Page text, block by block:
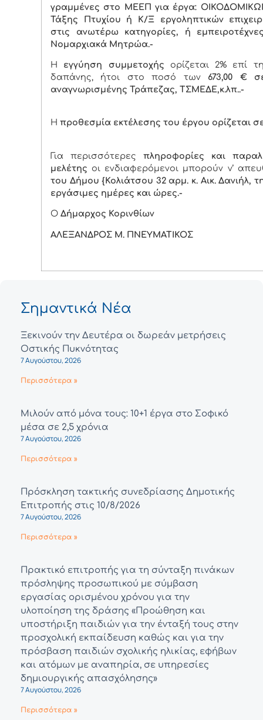
γραμμένες στο ΜΕΕΠ για έργα:
Τάξης Πτυχίου ή Κ/Ξ εργοληπτικών
στις ανωτέρω κατηγορίες, ή
Νομαρχιακά Μητρώα.-
Η εγγύηση συμμετοχής ορίζεται 2% επί
δαπάνης, ήτοι στο ποσό των 673,00 €
αναγνωρισμένης Τράπεζας, ΤΣΜΕΔΕ,κ.λπ..-
Η προθεσμία εκτέλεσης του έργου ορίζεται
Για περισσότερες πληροφορίες και
μελέτης οι ενδιαφερόμενοι μπορούν ν’
του Δήμου {Κολιάτσου 32 αρμ. κ. Αικ. Δανιήλ,
εργάσιμες ημέρες και ώρες.-
Ο Δήμαρχος Κορινθίων
ΑΛΕΞΑΝΔΡΟΣ Μ. ΠΝΕΥΜΑΤΙΚΟΣ
Σημαντικά Νέα
Ξεκινούν την Δευτέρα οι δωρεάν μετρήσεις
Οστικής Πυκνότητας
7 Αυγούστου, 2026
Περισσότερα »
Μιλούν από μόνα τους: 10+1 έργα στο Σοφικό
μέσα σε 2,5 χρόνια
7 Αυγούστου, 2026
Περισσότερα »
Πρόσκληση τακτικής συνεδρίασης Δημοτικής
Επιτροπής στις 10/8/2026
7 Αυγούστου, 2026
Περισσότερα »
Πρακτικό επιτροπής για τη σύνταξη πινάκων
πρόσληψης προσωπικού με σύμβαση
εργασίας ορισμένου χρόνου για την
υλοποίηση της δράσης «Προώθηση και
υποστήριξη παιδιών για την ένταξή τους στην
προσχολική εκπαίδευση καθώς και για την
πρόσβαση παιδιών σχολικής ηλικίας, εφήβων
και ατόμων με αναπηρία, σε υπηρεσίες
δημιουργικής απασχόλησης»
7 Αυγούστου, 2026
Περισσότερα »